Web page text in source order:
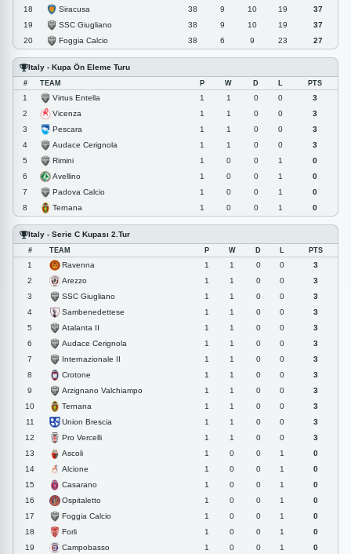
18
Siracusa 38 9 10 19
37
19
SSC Giugliano 38 9 10 19
37
20
Foggia Calcio 38 6 9 23 27
Italy - Kupa Ön Eleme Turu
# TEAM P W D L PTS
1 Virtus Entella 1 1 0 0
3
2
Vicenza 1 1 0 0
3
3
Pescara 1 1 0 0
3
4
Audace Cerignola 1 1 0 0
3
5
Rimini 1 0 0 1
0
6
Avellino 1 0 0 1
0
7
Padova Calcio 1 0 0 1
0
8
Ternana 1 0 0 1 0
Italy - Serie C Kupası 2.Tur
# TEAM P W D L PTS
1 Ravenna 1 1 0 0
3
2
Arezzo 1 1 0 0
3
3
SSC Giugliano 1 1 0 0
3
4
Sambenedettese 1 1 0 0
3
5
Atalanta II 1 1 0 0
3
6
Audace Cerignola 1 1 0 0
3
7
Internazionale II 1 1 0 0
3
8
Crotone 1 1 0 0
3
9
Arzignano Valchiampo 1 1 0 0
3
10
Ternana 1 1 0 0
3
11
Union Brescia 1 1 0 0
3
12
Pro Vercelli 1 1 0 0
3
13
Ascoli 1 0 0 1
0
14
Alcione 1 0 0 1
0
15
Casarano 1 0 0 1
0
16
Ospitaletto 1 0 0 1
0
17
Foggia Calcio 1 0 0 1
0
18
Forli 1 0 0 1
0
19
Campobasso 1 0 0 1
0